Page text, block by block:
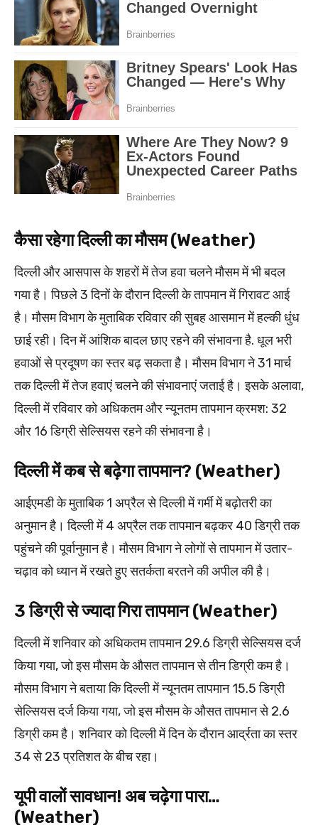
कैसा रहेगा दिल्ली का मौसम (Weather)
दिल्ली और आसपास के शहरों में तेज हवा चलने मौसम में भी बदल
गया है। पिछले 3 दिनों के दौरान दिल्ली के तापमान में गिरावट आई
है। मौसम विभाग के मुताबिक रविवार की सुबह आसमान में हल्की धुंध
छाई रही। दिन में आंशिक बादल छाए रहने की संभावना है. धूल भरी
हवाओं से प्रदूषण का स्तर बढ़ सकता है। मौसम विभाग ने 31 मार्च
तक दिल्ली में तेज हवाएं चलने की संभावनाएं जताई है। इसके अलावा,
दिल्ली में रविवार को अधिकतम और न्यूनतम तापमान क्रमश: 32
और 16 डिग्री सेल्सियस रहने की संभावना है।
दिल्ली में कब से बढ़ेगा तापमान? (Weather)
आईएमडी के मुताबिक 1 अप्रैल से दिल्ली में गर्मी में बढ़ोतरी का
अनुमान है। दिल्ली में 4 अप्रैल तक तापमान बढ़कर 40 डिग्री तक
पहुंचने की पूर्वानुमान है। मौसम विभाग ने लोगों से तापमान में उतार-
चढ़ाव को ध्यान में रखते हुए सतर्कता बरतने की अपील की है।
3 डिग्री से ज्यादा गिरा तापमान (Weather)
दिल्ली में शनिवार को अधिकतम तापमान 29.6 डिग्री सेल्सियस दर्ज
किया गया, जो इस मौसम के औसत तापमान से तीन डिग्री कम है।
मौसम विभाग ने बताया कि दिल्ली में न्यूनतम तापमान 15.5 डिग्री
सेल्सियस दर्ज किया गया, जो इस मौसम के औसत तापमान से 2.6
डिग्री कम है। शनिवार को दिल्ली में दिन के दौरान आर्द्रता का स्तर
34 से 23 प्रतिशत के बीच रहा।
यूपी वालों सावधान! अब चढ़ेगा पारा…
(Weather)